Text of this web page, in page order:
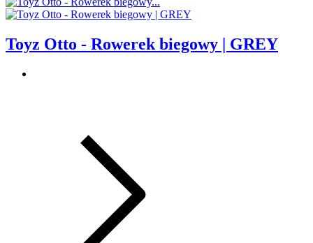
Toyz Otto - Rowerek biegowy | GREY